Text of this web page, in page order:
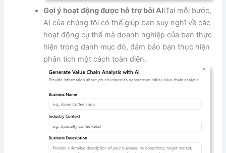
Gợi ý hoạt động được hỗ trợ bởi AI:Tại mỗi bước,
AI của chúng tôi có thể giúp bạn suy nghĩ về các
hoạt động cụ thể mà doanh nghiệp của bạn thực
hiện trong danh mục đó, đảm bảo bạn thực hiện
phân tích một cách toàn diện.